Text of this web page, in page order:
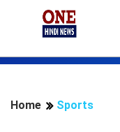
Home Sports